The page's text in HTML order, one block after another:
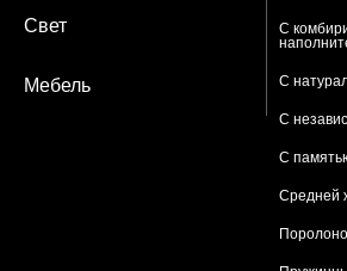
С
С
С
С
Средней
Свет
Мебель